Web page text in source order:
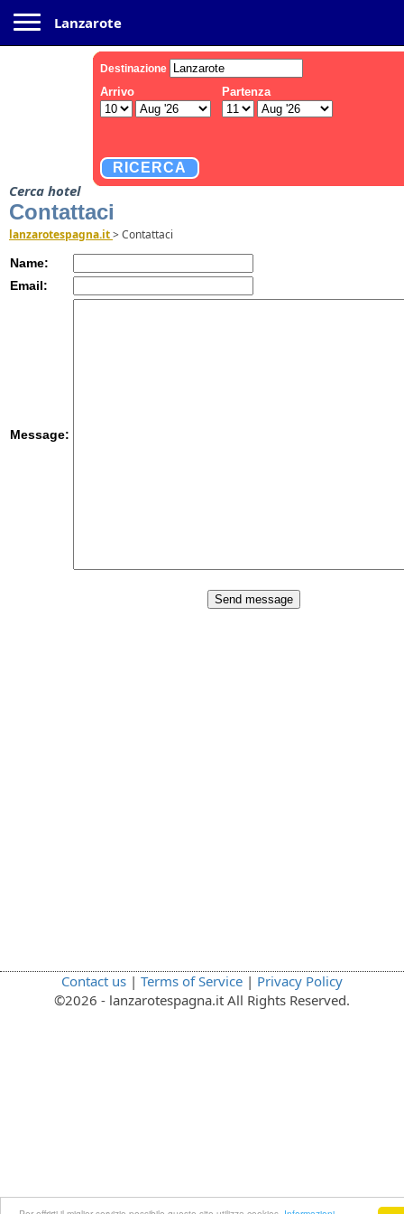
Lanzarote
Cerca hotel
Contattaci
lanzarotespagna.it>Contattaci
Contact us | Terms of Service | Privacy Policy
©2026 - lanzarotespagna.it All Rights Reserved.